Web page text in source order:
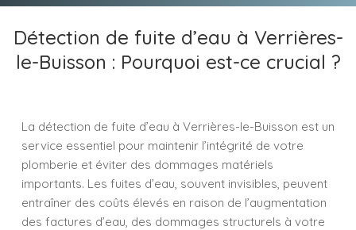
Détection de fuite d’eau à Verrières-
le-Buisson : Pourquoi est-ce crucial ?
La détection de fuite d’eau à Verrières-le-Buisson est un
service essentiel pour maintenir l’intégrité de votre
plomberie et éviter des dommages matériels
importants. Les fuites d’eau, souvent invisibles, peuvent
entraîner des coûts élevés en raison de l’augmentation
des factures d’eau, des dommages structurels à votre